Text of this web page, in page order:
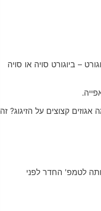
– ביוגורט סויה או סויה
קצוצים על הזיגוג? זה
לטמפ' החדר לפני